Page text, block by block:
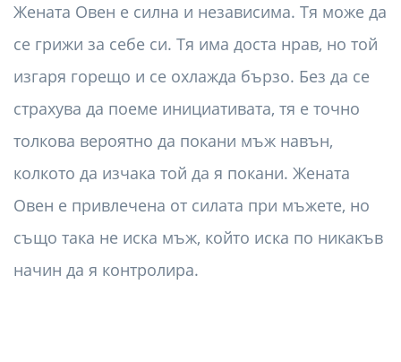
Жената Овен е силна и независима. Тя може да
се грижи за себе си. Тя има доста нрав, но той
изгаря горещо и се охлажда бързо. Без да се
страхува да поеме инициативата, тя е точно
толкова вероятно да покани мъж навън,
колкото да изчака той да я покани. Жената
Овен е привлечена от силата при мъжете, но
също така не иска мъж, който иска по никакъв
начин да я контролира.